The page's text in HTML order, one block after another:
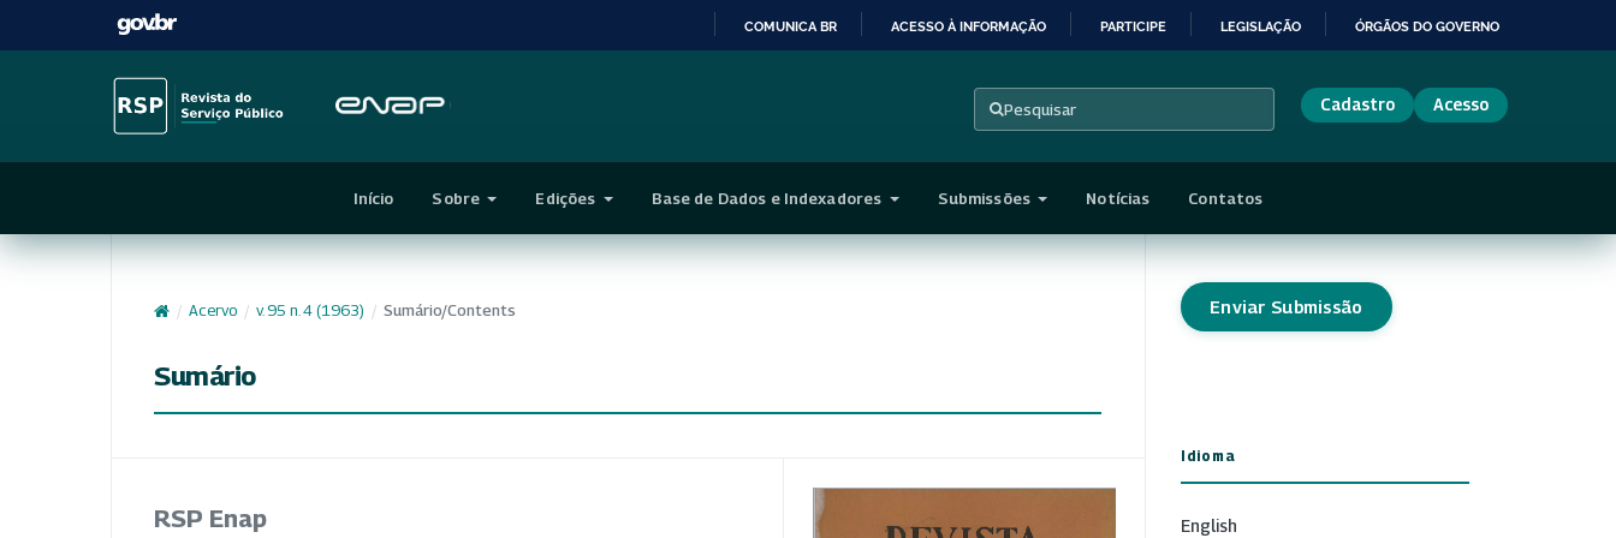
CONTEÚDO
COMUNICA BR ACESSO À INFORMAÇÃO PARTICIPE LEGISLAÇÃO ÓRGÃOS DO GOVERNO
Pesquisar Cadastro Acesso
Início Sobre Edições Base de Dados e Indexadores Submissões Notícias Contatos
/ Acervo / v. 95 n. 4 (1963) / Sumário/Contents
Sumário
RSP Enap
Enviar Submissão
Idioma
English